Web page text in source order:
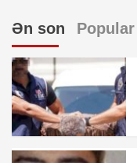
Ən son Popular